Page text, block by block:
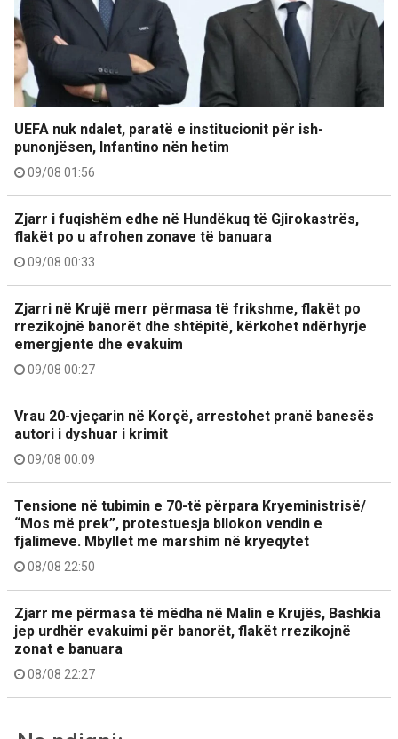
UEFA nuk ndalet, paratë e institucionit për ish-
punonjësen, Infantino nën hetim
09/08 01:56
Zjarr i fuqishëm edhe në Hundëkuq të Gjirokastrës,
flakët po u afrohen zonave të banuara
09/08 00:33
Zjarri në Krujë merr përmasa të frikshme, flakët po
rrezikojnë banorët dhe shtëpitë, kërkohet ndërhyrje
emergjente dhe evakuim
09/08 00:27
Vrau 20-vjeçarin në Korçë, arrestohet pranë banesës
autori i dyshuar i krimit
09/08 00:09
Tensione në tubimin e 70-të përpara Kryeministrisë/
“Mos më prek”, protestuesja bllokon vendin e
fjalimeve. Mbyllet me marshim në kryeqytet
08/08 22:50
Zjarr me përmasa të mëdha në Malin e Krujës, Bashkia
jep urdhër evakuimi për banorët, flakët rrezikojnë
zonat e banuara
08/08 22:27